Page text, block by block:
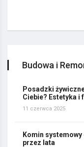
Budowa i
Posadzki
Ciebie? Estetyka i
11 czerwca 2025
Komin
przez lata